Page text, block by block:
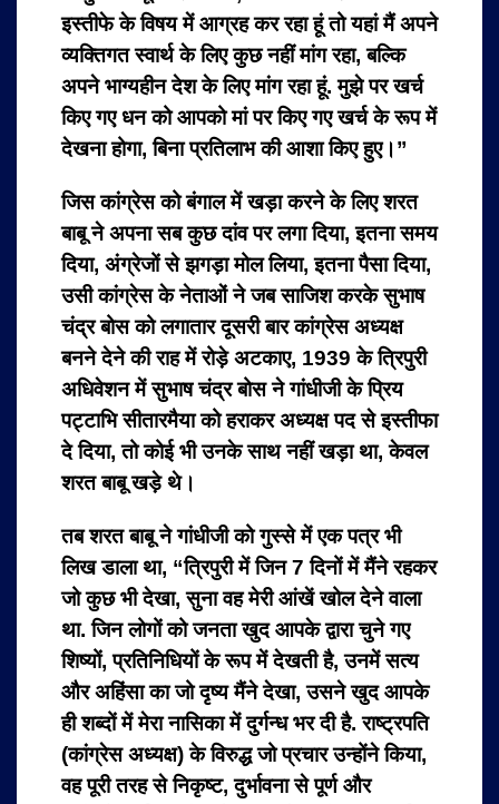
इस्तीफे के विषय में आग्रह कर रहा हूं तो यहां मैं अपने
व्यक्तिगत स्वार्थ के लिए कुछ नहीं मांग रहा, बल्कि
अपने भाग्यहीन देश के लिए मांग रहा हूं. मुझे पर खर्च
किए गए धन को आपको मां पर किए गए खर्च के रूप में
देखना होगा, बिना प्रतिलाभ की आशा किए हुए।”
जिस कांग्रेस को बंगाल में खड़ा करने के लिए शरत
बाबू ने अपना सब कुछ दांव पर लगा दिया, इतना समय
दिया, अंग्रेजों से झगड़ा मोल लिया, इतना पैसा दिया,
उसी कांग्रेस के नेताओं ने जब साजिश करके सुभाष
चंद्र बोस को लगातार दूसरी बार कांग्रेस अध्यक्ष
बनने देने की राह में रोड़े अटकाए, 1939 के त्रिपुरी
अधिवेशन में सुभाष चंद्र बोस ने गांधीजी के प्रिय
पट्टाभि सीतारमैया को हराकर अध्यक्ष पद से इस्तीफा
दे दिया, तो कोई भी उनके साथ नहीं खड़ा था, केवल
शरत बाबू खड़े थे।
तब शरत बाबू ने गांधीजी को गुस्से में एक पत्र भी
लिख डाला था, “त्रिपुरी में जिन 7 दिनों में मैंने रहकर
जो कुछ भी देखा, सुना वह मेरी आंखें खोल देने वाला
था. जिन लोगों को जनता खुद आपके द्वारा चुने गए
शिष्यों, प्रतिनिधियों के रूप में देखती है, उनमें सत्य
और अहिंसा का जो दृष्य मैंने देखा, उसने खुद आपके
ही शब्दों में मेरा नासिका में दुर्गन्ध भर दी है. राष्ट्रपति
(कांग्रेस अध्यक्ष) के विरुद्ध जो प्रचार उन्होंने किया,
वह पूरी तरह से निकृष्ट, दुर्भावना से पूर्ण और